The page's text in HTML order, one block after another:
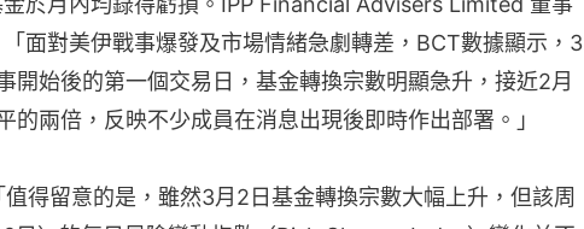
面對美伊戰事爆發及市場情緒急劇轉差，BCT數據顯示，3
開始後的第一個交易日，基金轉換宗數明顯急升，接近2月
的兩倍，反映不少成員在消息出現後即時作出部署。」
得留意的是，雖然3月2日基金轉換宗數大幅上升，但該周